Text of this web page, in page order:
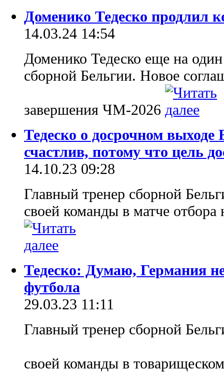
Доменико Тедеско продлил
14.03.24 14:54
Доменико Тедеско еще на
сборной Бельгии. Новое
завершения ЧМ-2026
Тедеско о досрочном
счастлив, потому что цель
14.10.23 09:28
Главный тренер сборной
своей команды в матче
Тедеско: Думаю, Германия
футбола
29.03.23 11:11
Главный тренер сборной
своей команды в